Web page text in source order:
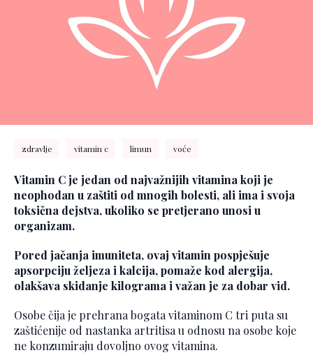
zdravlje vitamin c limun voće
Vitamin C je jedan od najvažnijih vitamina koji je
neophodan u zaštiti od mnogih bolesti, ali ima i svoja
toksična dejstva, ukoliko se pretjerano unosi u
organizam.
Pored jačanja imuniteta, ovaj vitamin pospješuje
apsorpciju željeza i kalcija, pomaže kod alergija,
olakšava skidanje kilograma i važan je za dobar vid.
Osobe čija je prehrana bogata vitaminom C tri puta su
zaštićenije od nastanka artritisa u odnosu na osobe koje
ne konzumiraju dovoljno ovog vitamina.